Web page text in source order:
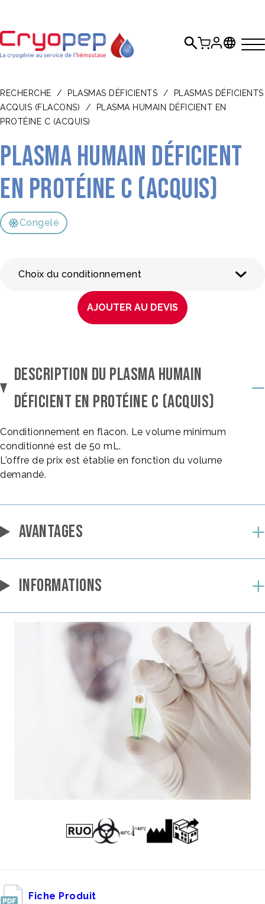
RECHERCHE / PLASMAS DÉFICIENTS /
PLASMAS DÉFICIENTS
ACQUIS (FLACONS)
/
PLASMA HUMAIN DÉFICIENT EN
PROTÉINE C (ACQUIS)
Plasma humain Déficient
en protéine C (acquis)
Congelé
Choix du conditionnement
AJOUTER AU DEVIS
DESCRIPTION DU PLASMA HUMAIN
DÉFICIENT EN PROTÉINE C (ACQUIS)
Conditionnement en flacon. Le volume minimum
conditionné est de 50 mL.
L'offre de prix est établie en fonction du volume
demandé.
AVANTAGES
INFORMATIONS
Fiche Produit